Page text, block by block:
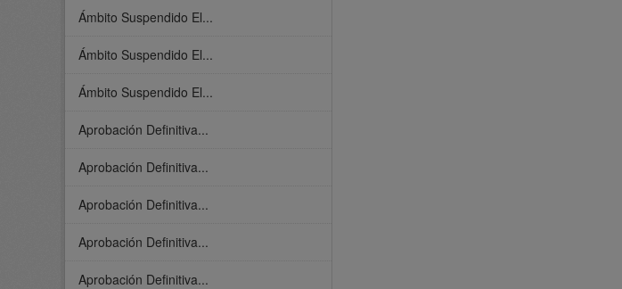
Ámbito Suspendido El...
Ámbito Suspendido El...
Ámbito Suspendido El...
Aprobación Definitiva...
Aprobación Definitiva...
Aprobación Definitiva...
Aprobación Definitiva...
Aprobación Definitiva...